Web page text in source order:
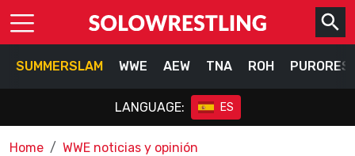
SUMMERSLAM WWE AEW TNA ROH
LANGUAGE: ES
Home WWE noticias y opinión